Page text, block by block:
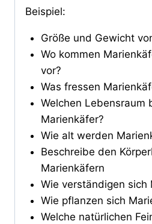
Beispiel:
Größe und Gewicht
Wo kommen
vor?
Was fressen
Welchen Lebensraum
Marienkäfer?
Wie alt werden
Beschreibe den
Marienkäfern
Wie verständigen sich
Wie pflanzen sich
Welche natürlichen